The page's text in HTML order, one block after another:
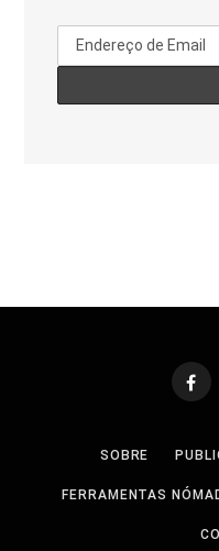
SOBRE
FERRAMENTAS